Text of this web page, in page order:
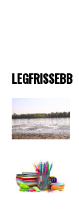
LEGFRISSEBB